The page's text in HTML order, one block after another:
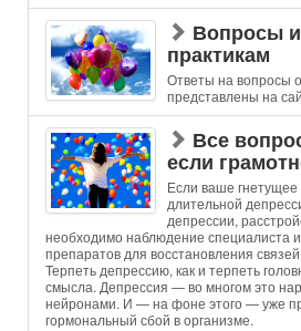
Вопросы
практикам
Ответы на вопросы
представлены на
Все
если
Если ваше гнетущее
длительной
депрессии,
необходимо наблюдение специалиста
препаратов для восстановления
Терпеть депрессию, как и терпеть
смысла. Депрессия — во многом это
нейронами. И — на фоне этого — уже
гормональный сбой в организме.